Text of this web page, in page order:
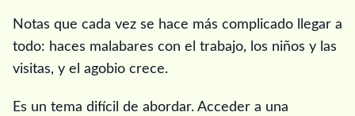
Notas que cada vez se hace más complicado llegar a
todo: haces malabares con el trabajo, los niños y las
visitas, y el agobio crece.
Es un tema difícil de abordar. Acceder a una